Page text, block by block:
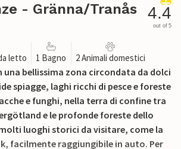
- Gränna/Tranås
4.4
out of 5
letto 1 Bagno 2 Animali domestici
una bellissima zona circondata da dolci
spiagge, laghi ricchi di pesce e foreste
e funghi, nella terra di confine tra
e le profonde foreste dello
luoghi storici da visitare, come la
facilmente raggiungibile in auto. Per